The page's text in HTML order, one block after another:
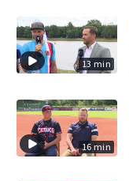
13 min
16 min